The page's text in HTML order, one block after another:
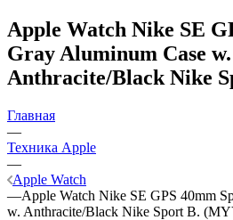
Apple Watch Nike SE
Gray Aluminum Case w.
Anthracite/Black Nike
Главная
—
Техника Apple
—
Apple Watch
—Apple Watch Nike SE GPS 40mm
w. Anthracite/Black Nike Sport B.